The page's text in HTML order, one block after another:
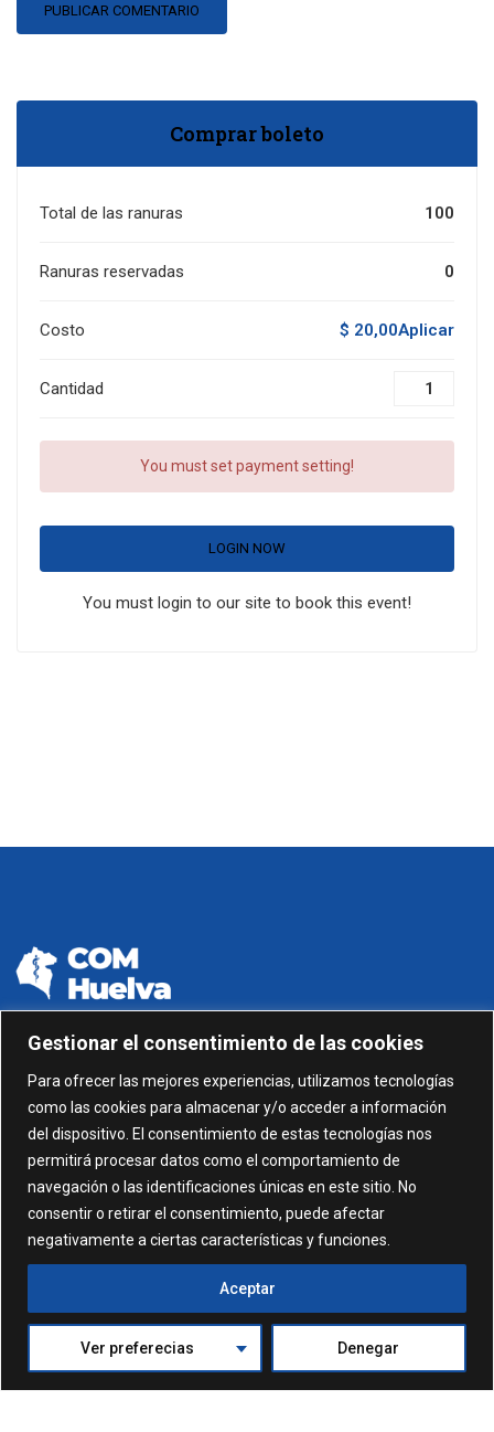
Gestionar el consentimiento de las cookies
Para ofrecer las mejores experiencias, utilizamos tecnologías
como las cookies para almacenar y/o acceder a información
del dispositivo. El consentimiento de estas tecnologías nos
permitirá procesar datos como el comportamiento de
navegación o las identificaciones únicas en este sitio. No
consentir o retirar el consentimiento, puede afectar
negativamente a ciertas características y funciones.
Ver preferecias Denegar
Aceptar
Comprar boleto
Total de las ranuras 100
Ranuras reservadas 0
Costo $ 20,00Aplicar
Cantidad
You must set payment setting!
LOGIN NOW
You must login to our site to book this event!
C/ Gonzalez García nº 11, 1º 21003 Huelva
administracion@comhuelva.com